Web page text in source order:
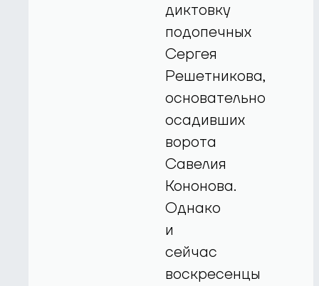
диктовку
подопечных
Сергея
Решетникова,
основательно
осадивших
ворота
Савелия
Кононова.
Однако
и
сейчас
воскресенцы